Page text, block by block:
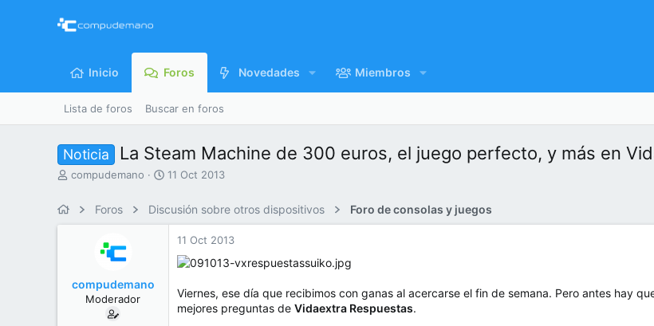
Inicio Foros Novedades Miembros
Lista de foros Buscar en foros
Noticia La Steam Machine de 300 euros, el juego perfecto, y más en
I
r
compudemano
F
h
11 Oct 2013
Foros Discusión sobre otros dispositivos Foro de consolas y juegos
compudemano
Moderador
11 Oct 2013
Viernes, ese día que recibimos con ganas al acercarse el fin de semana. Pero antes hay
mejores preguntas de Vidaextra Respuestas.